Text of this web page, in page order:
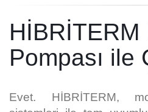
HİBRİTERM
Pompası ile
Evet. HİBRİTERM,